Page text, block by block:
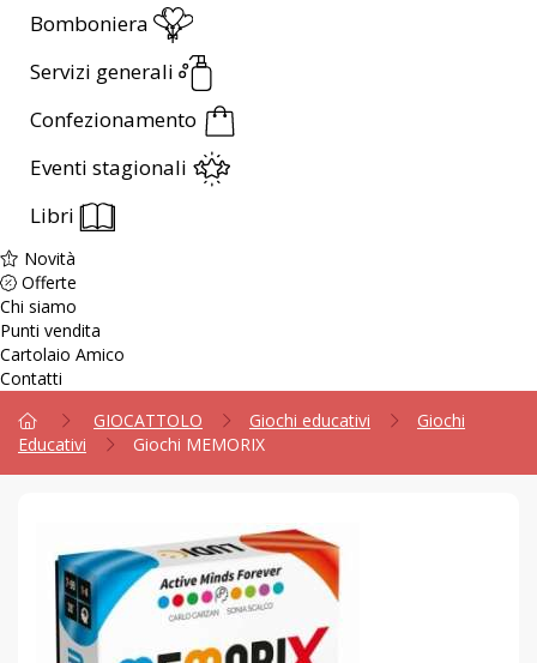
Bomboniera
Servizi generali
Confezionamento
Eventi stagionali
Libri
Novità
Offerte
Chi siamo
Punti vendita
Cartolaio Amico
Contatti
GIOCATTOLO
Giochi educativi
Giochi
Educativi
Giochi MEMORIX